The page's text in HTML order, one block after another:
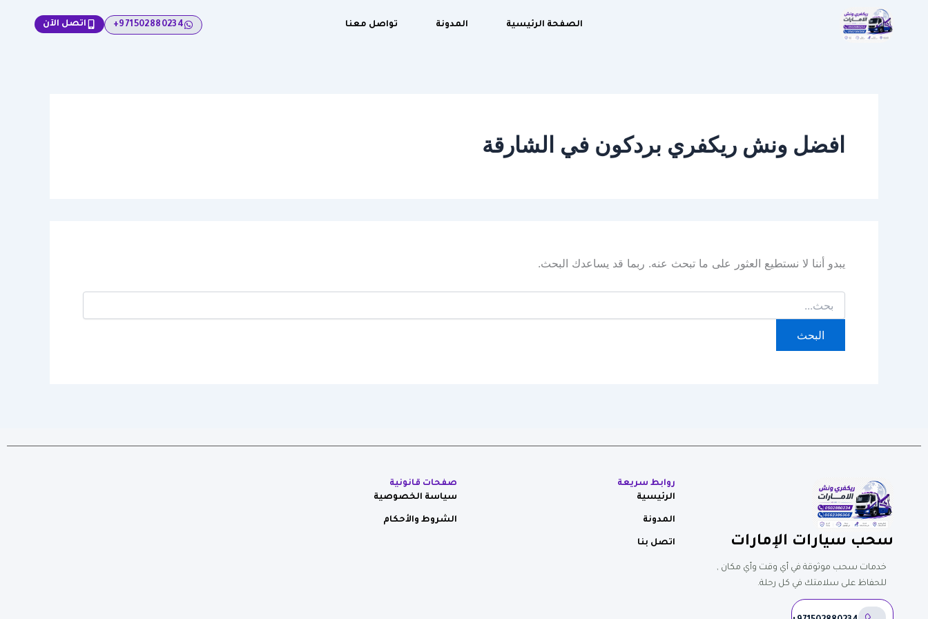
الصفحة الرئيسية المدونة تواصل معنا اتصل الآن 971502880234+
افضل ونش ريكفري بردكون في الشارقة
يبدو أننا لا نستطيع العثور على ما تبحث عنه. ربما قد يساعدك البحث.
عن:
سحب سيارات الإمارات
خدمات سحب موثوقة في أي وقت وأي مكان ,
للحفاظ على سلامتك في كل رحلة.
روابط سريعة
الرئيسية
المدونة
اتصل بنا
صفحات قانونية
سياسة الخصوصية
الشروط والأحكام